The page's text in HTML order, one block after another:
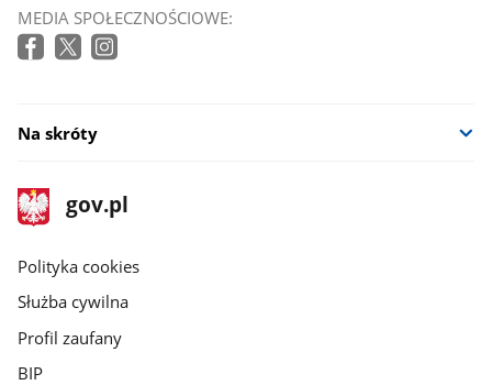
MEDIA SPOŁECZNOŚCIOWE:
Na skróty
stopka
gov.pl
Strona
gov.pl
gov.pl
Polityka cookies
Służba cywilna
Profil zaufany
BIP